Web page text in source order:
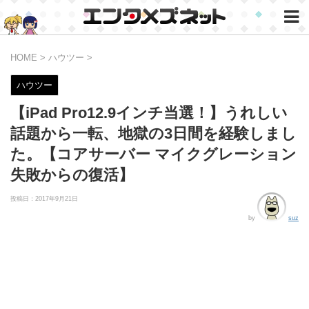
HOME > ハウツー >
ハウツー
【iPad Pro12.9インチ当選！】うれしい
話題から一転、地獄の3日間を経験しまし
た。【コアサーバー マイクグレーション
失敗からの復活】
投稿日： 2017年9月21日
by suz